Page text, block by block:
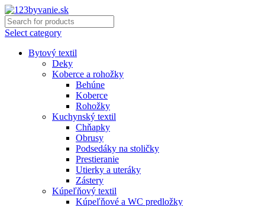
Select category
Bytový textil
Deky
Koberce a rohožky
Behúne
Koberce
Rohožky
Kuchynský textil
Chňapky
Obrusy
Podsedáky na stoličky
Prestieranie
Utierky a uteráky
Zástery
Kúpeľňový textil
Kúpeľňové a WC predložky